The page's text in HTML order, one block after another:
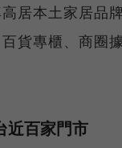
居本土家居品
貨專櫃、商圈
近百家門市